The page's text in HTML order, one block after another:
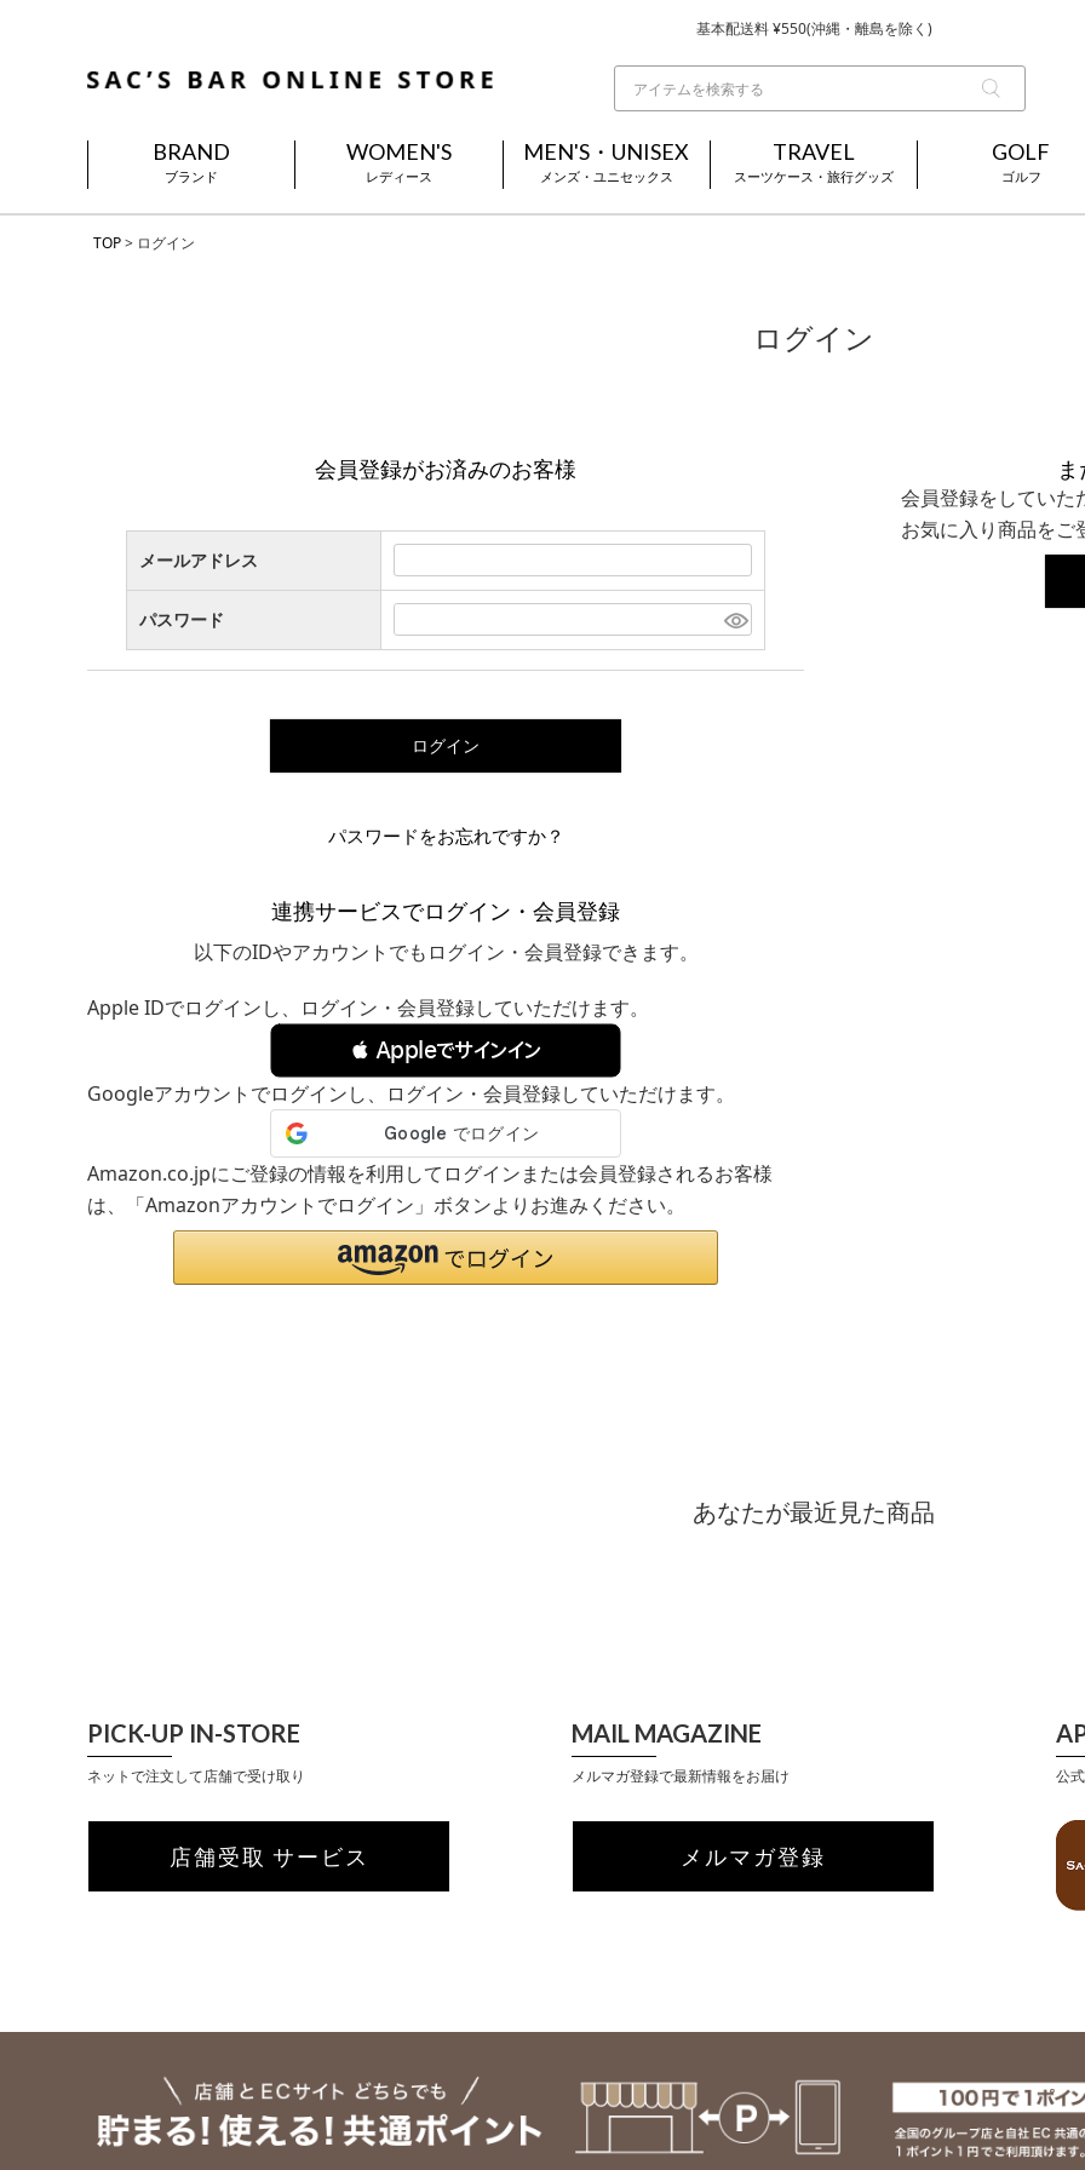
基本配送料 ¥550(沖縄・離島を除く)
BRAND
ブランド
WOMEN'S
レディース
MEN'S・UNISEX
メンズ・ユニセックス
TRAVEL
スーツケース・旅行グッズ
GOLF
ゴルフ
TOP ログイン
ログイン
会員登録がお済みのお客様
メールアドレス
パスワード
ログイン
パスワードをお忘れですか？
連携サービスでログイン・会員登録
以下のIDやアカウントでもログイン・会員登録できます。
Apple IDでログインし、ログイン・会員登録していただけます。
 Appleでサインイン
Googleアカウントでログインし、ログイン・会員登録していただけます。
Amazon.co.jpにご登録の情報を利用してログインまたは会員登録されるお客様
は、「Amazonアカウントでログイン」ボタンよりお進みください。
会員登録をしていた
お気に入り商品をご
あなたが最近見た商品
PICK-UP IN-STORE
ネットで注文して店舗で受け取り
店舗受取 サービス
MAIL MAGAZINE
メルマガ登録で最新情報をお届け
メルマガ登録
公